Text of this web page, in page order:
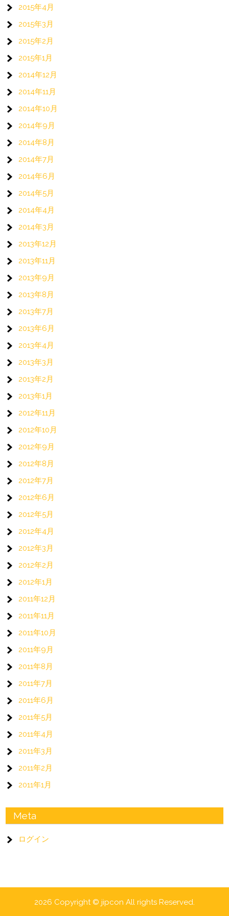
2015年4月
2015年3月
2015年2月
2015年1月
2014年12月
2014年11月
2014年10月
2014年9月
2014年8月
2014年7月
2014年6月
2014年5月
2014年4月
2014年3月
2013年12月
2013年11月
2013年9月
2013年8月
2013年7月
2013年6月
2013年4月
2013年3月
2013年2月
2013年1月
2012年11月
2012年10月
2012年9月
2012年8月
2012年7月
2012年6月
2012年5月
2012年4月
2012年3月
2012年2月
2012年1月
2011年12月
2011年11月
2011年10月
2011年9月
2011年8月
2011年7月
2011年6月
2011年5月
2011年4月
2011年3月
2011年2月
2011年1月
Meta
ログイン
2026 Copyright © jipcon All rights Reserved.